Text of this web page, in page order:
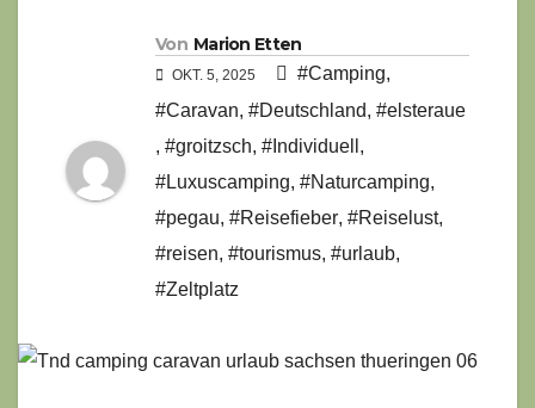
Von Marion Etten
OKT. 5, 2025 #Camping,
#Caravan, #Deutschland, #elsteraue
, #groitzsch, #Individuell ,
#Luxuscamping, #Naturcamping,
#pegau, #Reisefieber, #Reiselust,
#reisen, #tourismus, #urlaub,
#Zeltplatz